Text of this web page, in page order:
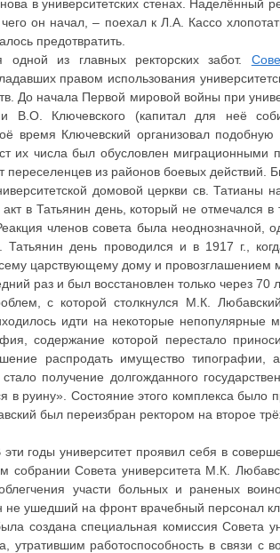
в университетских стенах.
он начал, – поехал к Л.А. Кассо
предотвратить.
одной из главных ректорских забот.
правом использования
До начала Первой мировой войны при
В.О. Ключевского (капитал для неё
время Ключевский организовал
их числа был обусловлен
переселенцев из районов боевых
домовой церкви св.
в Татьянин день, который не отмечался
членов совета была неоднозначной,
Татьянин день проводился и в 1917 г.,
царствующему дому и
раз и был восстановлен только через 70
с которой столкнулся М.К.
идти на некоторые
содержание которой перестало
распродать имущество
получение долгожданного
руину». Состояние этого комплекса было
был переизбран ректором на второе
эти годы университет проявил себя в
собрании Совета университета М.К.
участи больных и раненых
ушедший на фронт врачебный персонал
создана специальная комиссия
утратившим работоспособность в